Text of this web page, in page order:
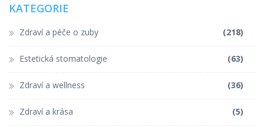
KATEGORIE
Zdraví a péče o zuby (218)
Estetická stomatologie (63)
Zdraví a wellness (36)
Zdraví a krása (5)